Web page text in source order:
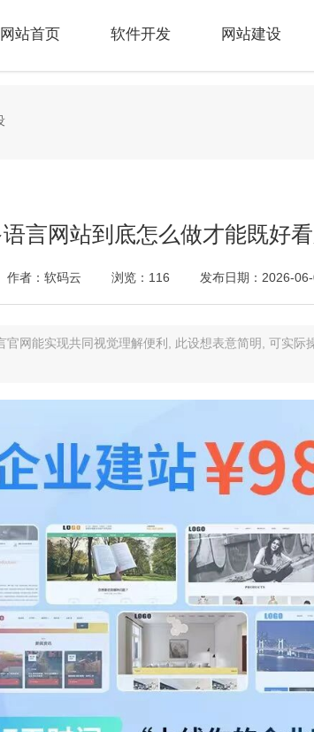
网站首页 软件开发 网站建设
语言网站到底怎么做才能既好
作者：软码云 浏览：116 发布日期：2026-
官网能实现共同视觉理解便利, 此设想表意简明, 可实际